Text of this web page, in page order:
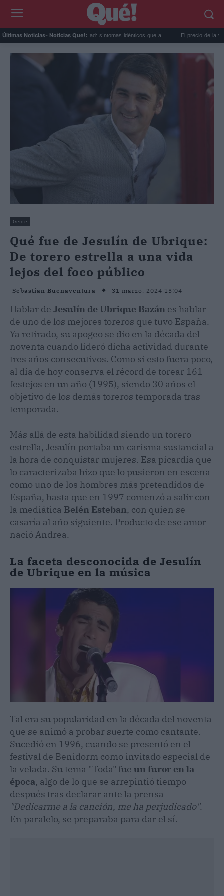
Últimas Noticias- Noticias Que!:
Calor extremo y ansiedad: síntomas idénticos que a... El precio de la vivienda
Gente
Qué fue de Jesulín de Ubrique:
De torero estrella a una vida
lejos del foco público
Sebastian Buenaventura 31 marzo, 2024 13:04
Hablar de Jesulín de Ubrique Bazán es hablar
de uno de los mejores toreros que tuvo España.
Ya retirado, su apogeo se dio en la década del
noventa cuando lideró dicha actividad durante
tres años consecutivos. Como si esto fuera poco,
al día de hoy conserva el récord de torear 161
festejos en un año (1995), siendo 30 años el
objetivo de los demás toreros temporada tras
temporada.
Más allá de esta habilidad siendo un torero
estrella, Jesulín portaba un carisma sustancial a
la hora de conquistar mujeres. Esa picardía que
lo caracterizaba hizo que lo pusieron en escena
como uno de los hombres más pretendidos de
España, hasta que en 1997 comenzó a salir con
la mediática Belén Esteban, con quien se
casaría al año siguiente. Producto de ese amor
nació Andrea.
La faceta desconocida de Jesulín
de Ubrique en la música
Tal era su popularidad en la década del noventa
que se animó a probar suerte como cantante.
Sucedió en 1996, cuando se presentó en el
festival de Benidorm como invitado especial de
la velada. Su tema "Toda" fue un furor en la
época, algo de lo que se arrepintió tiempo
después tras declarar ante la prensa
"Dedicarme a la canción, me ha perjudicado".
En paralelo, se preparaba para dar el sí.